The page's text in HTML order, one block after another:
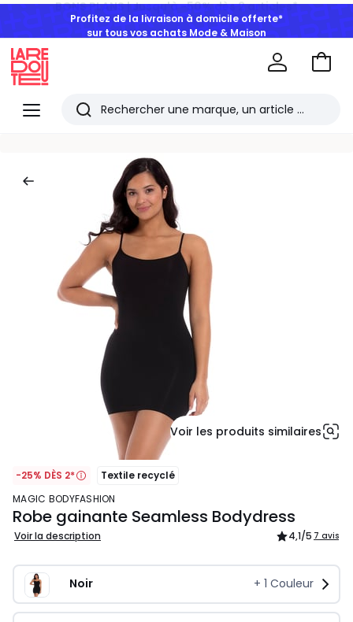
Profitez de la livraison à domicile offerte*
sur tous vos achats Mode & Maison
Menu
Redoute
Rechercher
derniers
articles
consultés
Aller
Voir les produits similaires
-25% DÈS 2*
Textile recyclé
MAGIC BODYFASHION
Robe gainante Seamless Bodydress
Voir la description 4,1/5 7 avis
Noir + 1 Couleur